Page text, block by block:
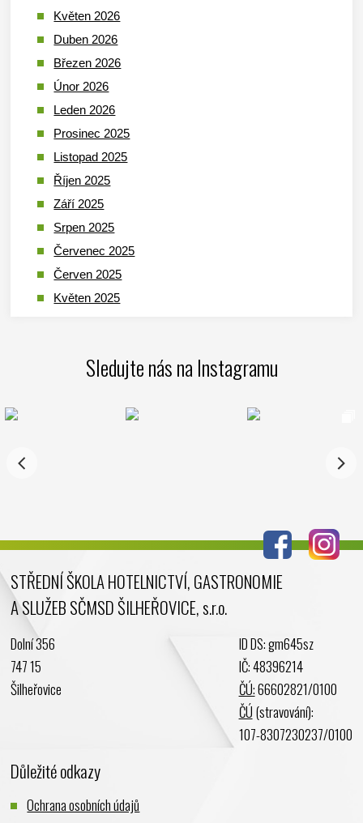
Květen 2026
Duben 2026
Březen 2026
Únor 2026
Leden 2026
Prosinec 2025
Listopad 2025
Říjen 2025
Září 2025
Srpen 2025
Červenec 2025
Červen 2025
Květen 2025
Leden 2025
Listopad 2024
Duben 2024
Březen 2024
Leden 2024
Listopad 2023
Srpen 2023
Červen 2023
Sledujte nás na Instagramu
STŘEDNÍ ŠKOLA HOTELNICTVÍ, GASTRONOMIE
A SLUŽEB SČMSD ŠILHEŘOVICE, s.r.o.
Dolní 356
747 15
Šilheřovice
ID DS: gm645sz
IČ: 48396214
ČÚ:66602821/0100
ČÚ (stravování):
107-8307230237/0100
Důležité odkazy
Ochrana osobních údajů